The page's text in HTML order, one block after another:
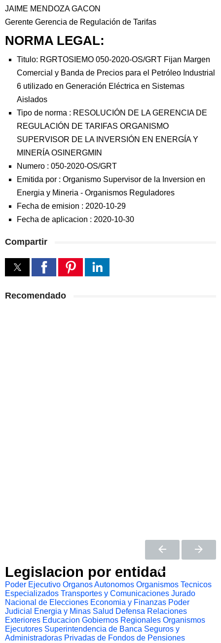
JAIME MENDOZA GACON
Gerente Gerencia de Regulación de Tarifas
NORMA LEGAL:
Titulo: RGRTOSIEMO 050-2020-OS/GRT Fijan Margen
Comercial y Banda de Precios para el Petróleo Industrial
6 utilizado en Generación Eléctrica en Sistemas
Aislados
Tipo de norma : RESOLUCIÓN DE LA GERENCIA DE
REGULACIÓN DE TARIFAS ORGANISMO
SUPERVISOR DE LA INVERSIÓN EN ENERGÍA Y
MINERÍA OSINERGMIN
Numero : 050-2020-OS/GRT
Emitida por : Organismo Supervisor de la Inversion en
Energia y Mineria - Organismos Reguladores
Fecha de emision : 2020-10-29
Fecha de aplicacion : 2020-10-30
Compartir
Recomendado
Legislacion por entidad
Poder Ejecutivo Organos Autonomos Organismos Tecnicos
Especializados Transportes y Comunicaciones Jurado
Nacional de Elecciones Economia y Finanzas Poder
Judicial
Energia y Minas Salud Defensa Relaciones
Exteriores Educacion Gobiernos Regionales Organismos
Ejecutores Superintendencia de Banca Seguros y
Administradoras Privadas de Fondos de Pensiones